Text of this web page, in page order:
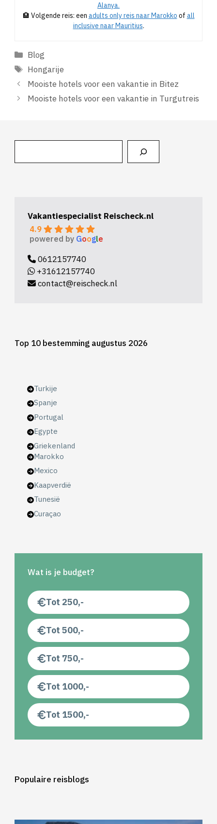
Alanya.
🏨 Volgende reis: een adults only reis naar Marokko of all
inclusive naar Mauritius.
Categorieën
Blog
Tags
Hongarije
Mooiste hotels voor een vakantie in Bitez
Mooiste hotels voor een vakantie in Turgutreis
Vakantiespecialist Reischeck.nl
4.9
powered by Google
0612157740
+31612157740
contact@reischeck.nl
Top 10 bestemming augustus 2026
Turkije
Spanje
Portugal
Egypte
Griekenland
Marokko
Mexico
Kaapverdië
Tunesië
Curaçao
Wat is je budget?
Tot 250,-
Tot 500,-
Tot 750,-
Tot 1000,-
Tot 1500,-
Populaire reisblogs